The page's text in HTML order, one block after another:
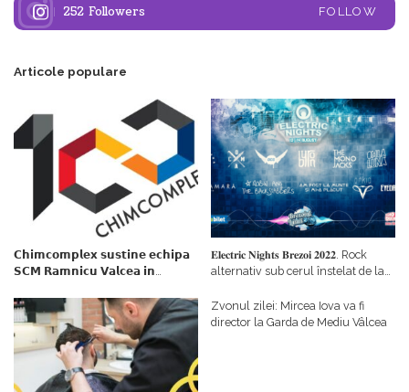
252 Followers FOLLOW
Articole populare
𝗖𝗵𝗶𝗺𝗰𝗼𝗺𝗽𝗹𝗲𝘅 𝘀𝘂𝘀𝘁𝗶𝗻𝗲 𝗲𝗰𝗵𝗶𝗽𝗮
𝗦𝗖𝗠 𝗥𝗮𝗺𝗻𝗶𝗰𝘂 𝗩𝗮𝗹𝗰𝗲𝗮 𝗶𝗻
𝗳𝗶𝗻𝗮𝗻𝘁𝗮𝘁𝗼𝗿
𝐄𝐥𝐞𝐜𝐭𝐫𝐢𝐜 𝐍𝐢𝐠𝐡𝐭𝐬 𝐁𝐫𝐞𝐳𝐨𝐢 𝟐𝟎𝟐𝟐. Rock
alternativ sub cerul înstelat de la
Zvonul zilei: Mircea Iova va fi
director la Garda de Mediu Vâlcea